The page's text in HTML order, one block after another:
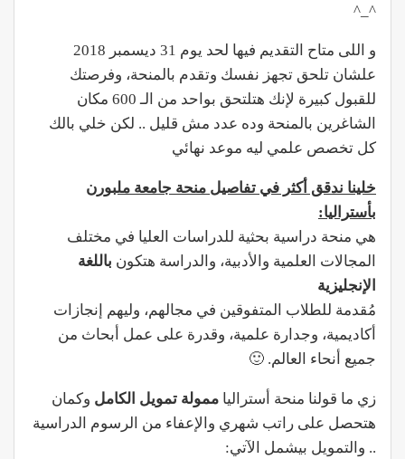
^_^
و اللى متاح التقديم فيها لحد يوم 31 ديسمبر 2018
علشان تلحق تجهز نفسك وتقدم بالمنحة، وفرصتك
للقبول كبيرة لإنك هتلتحق بواحد من الـ 600 مكان
الشاغرين بالمنحة وده عدد مش قليل .. لكن خلي بالك
كل تخصص علمي ليه موعد نهائي
خلينا ندقق أكثر في تفاصيل منحة جامعة ملبورن
بأستراليا:
هي منحة دراسية بحثية للدراسات العليا في مختلف
المجالات العلمية والأدبية، والدراسة هتكون باللغة
الإنجليزية
مُقدمة للطلاب المتفوقين في مجالهم، وليهم إنجازات
أكاديمية، وجدارة علمية، وقدرة على عمل أبحاث من
جميع أنحاء العالم. 🙂
زي ما قولنا منحة أستراليا ممولة تمويل الكامل وكمان
هتحصل على راتب شهري والإعفاء من الرسوم الدراسية
.. والتمويل بيشمل الآتي: